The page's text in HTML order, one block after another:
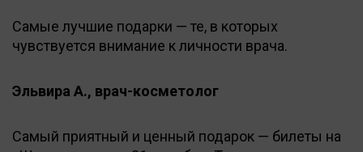
Самые лучшие подарки — те, в которых
чувствуется внимание к личности врача.
Эльвира А., врач-косметолог
Самый приятный и ценный подарок — билеты на